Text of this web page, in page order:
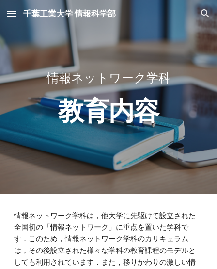
Skip to main content Skip to navigation
千葉工業大学 情報科学部
情報ネットワーク学科
教育内容
情報ネットワーク学科は，他大学に先駆けて設立された
全国初の「情報ネットワーク」に重点を置いた学科で
す．このため，情報ネットワーク学科のカリキュラム
は，その後設立された様々な学科の教育課程のモデルと
しても利用されています．また，移りかわりの激しい情